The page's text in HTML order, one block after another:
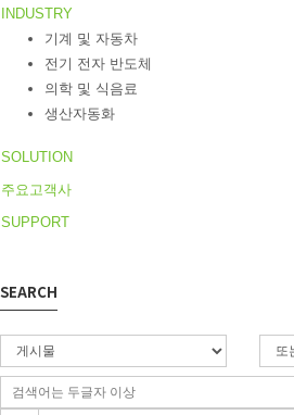
INDUSTRY
기계 및 자동차
전기 전자 반도체
의학 및 식음료
생산자동화
SOLUTION
주요고객사
SUPPORT
SEARCH